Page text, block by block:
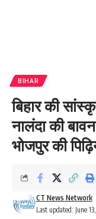
BIHAR
बिहार की
नालंदा की
भोजपुर की
Last updated: June
CT News Network